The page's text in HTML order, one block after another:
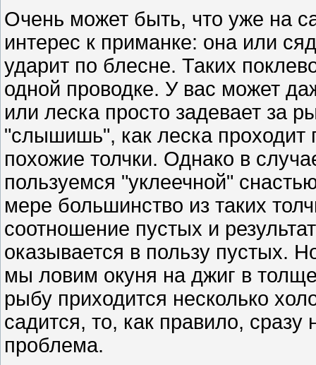
Очень может быть, что уже на
интерес к приманке: она или
ударит по блесне. Таких
одной проводке. У вас может
или леска просто задевает за
"слышишь", как леска проходит
похожие толчки. Однако в
пользуемся "уклеечной"
мере большинство из таких
соотношение пустых и
оказывается в пользу пустых.
мы ловим окуня на джиг в
рыбу приходится несколько
садится, то, как правило,
проблема.